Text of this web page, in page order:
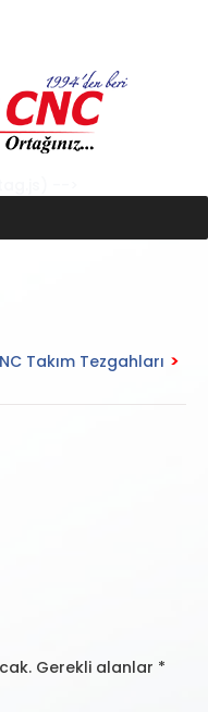
Takım Tezgahları >
Gerekli alanlar *